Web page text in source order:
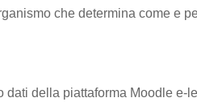
che determina come
dati della piattaforma Moodle e-